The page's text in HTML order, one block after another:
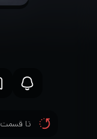
تا قسمت ۱۶ و زیرنویس تا قسمت ۱۶ اضافه شد